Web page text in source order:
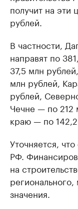
получит на
рублей.
В частности,
направят по
37,5 млн
млн рублей,
рублей,
Чечне — по 212
краю — по
Уточняется,
РФ.
на
значения.